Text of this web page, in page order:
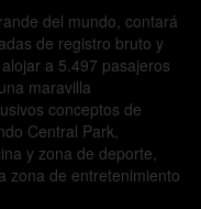
del mundo, contará
de registro bruto y
a 5.497 pasajeros
maravilla
conceptos de
Central Park,
y zona de deporte,
zona de entretenimiento